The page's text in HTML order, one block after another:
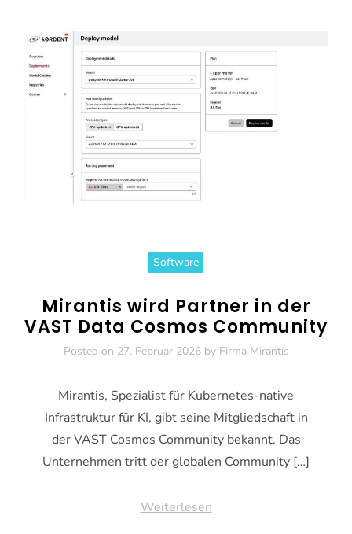
Software
Mirantis wird Partner in der
VAST Data Cosmos Community
Posted on 27. Februar 2026by Firma Mirantis
Mirantis, Spezialist für Kubernetes-native
Infrastruktur für KI, gibt seine Mitgliedschaft in
der VAST Cosmos Community bekannt. Das
Unternehmen tritt der globalen Community […]
Weiterlesen